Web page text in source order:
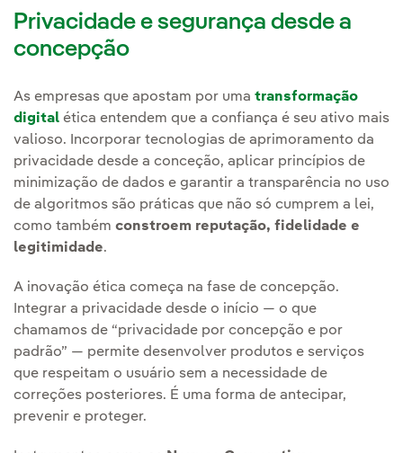
Privacidade e segurança desde a
concepção
As empresas que apostam por uma transformação
digital ética entendem que a confiança é seu ativo mais
valioso. Incorporar tecnologias de aprimoramento da
privacidade desde a conceção, aplicar princípios de
minimização de dados e garantir a transparência no uso
de algoritmos são práticas que não só cumprem a lei,
como também constroem reputação, fidelidade e
legitimidade.
A inovação ética começa na fase de concepção.
Integrar a privacidade desde o início — o que
chamamos de “privacidade por concepção e por
padrão” — permite desenvolver produtos e serviços
que respeitam o usuário sem a necessidade de
correções posteriores. É uma forma de antecipar,
prevenir e proteger.